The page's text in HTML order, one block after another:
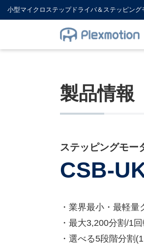
小型マイクロステップドライバ＆ステッピン
製品情報
ステッピングモー
CSB-
・業界最小・最軽
・最大3,200分割/1
・選べる5段階分割